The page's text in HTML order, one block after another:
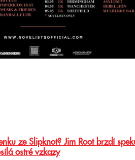
ze Slipknot? Jim Root brzdí
ostré vzkazy